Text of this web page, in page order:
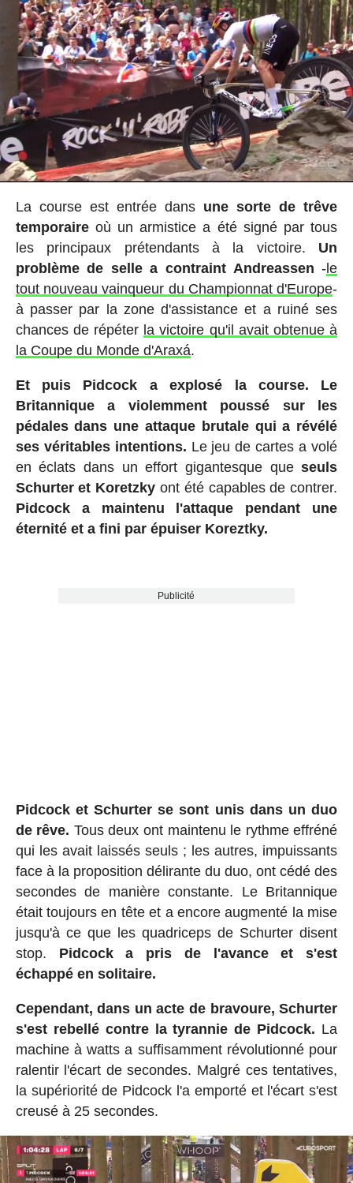
La course est entrée dans une sorte de trêve
temporaireoù un armistice a été signé par tous
les principaux prétendants à la victoire. Un
problème de selle a contraint Andreassen - le
tout nouveau vainqueur du Championnat d'Europe-
à passer par la zone d'assistance et a ruiné ses
chances de répéter la victoire qu'il avait obtenue à
la Coupe du Monde d'Araxá.
Et puis Pidcock a explosé la course.
Le
Britannique a violemment poussé sur les
pédales dans une attaque brutale qui a révélé
ses véritables intentions. Le jeu de cartes a volé
en éclats dans un effort gigantesque queseuls
Schurter et Koretzkyont été capables de contrer.
Pidcock a maintenu l'attaque pendant une
éternité et a fini par épuiser Koreztky.
Publicité
Pidcock et Schurter se sont unis dans un duo
de rêve. Tous deux ont maintenu le rythme effréné
qui les avait laissés seuls ; les autres, impuissants
face à la proposition délirante du duo, ont cédé des
secondes de manière constante. Le Britannique
était toujours en tête et a encore augmenté la mise
jusqu'à ce que les quadriceps de Schurter disent
stop. Pidcock a pris de l'avance et s'est
échappé en solitaire.
Cependant, dans un acte de bravoure, Schurter
s'est rebellé contre la tyrannie de Pidcock. La
machine à watts a suffisamment révolutionné pour
ralentir l'écart de secondes. Malgré ces tentatives,
la supériorité de Pidcock l'a emporté et l'écart s'est
creusé à 25 secondes.